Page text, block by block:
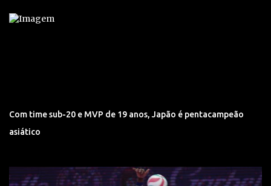
Com time sub-20 e MVP de 19 anos, Japão é pentacampeão
asiático